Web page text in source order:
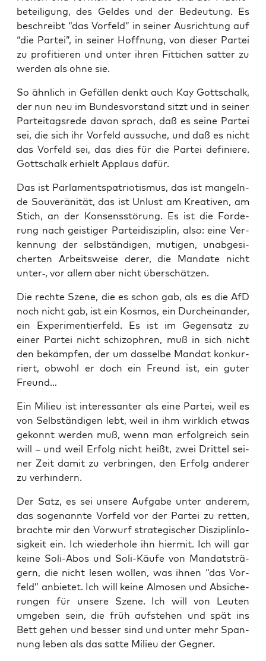
be­tei­li­gung, des Gel­des und der Bedeu­tung. Es
beschreibt “das Vor­feld” in sei­ner Aus­rich­tung auf
“die Par­tei”, in sei­ner Hoff­nung, von die­ser Par­tei
zu pro­fi­tie­ren und unter ihren Fit­ti­chen sat­ter zu
wer­den als ohne sie.
So ähn­lich in Gefäl­len denkt auch Kay Gott­schalk,
der nun neu im Bun­des­vor­stand sitzt und in sei­ner
Par­tei­tags­re­de davon sprach, daß es sei­ne Par­tei
sei, die sich ihr Vor­feld aus­su­che, und daß es nicht
das Vor­feld sei, das dies für die Par­tei defi­nie­re.
Gott­schalk erhielt Applaus dafür.
Das ist Par­la­ments­pa­trio­tis­mus, das ist man­geln­
de Sou­ve­rä­ni­tät, das ist Unlust am Krea­ti­ven, am
Stich, an der Kon­sens­stö­rung. Es ist die For­de­
rung nach geis­ti­ger Par­tei­dis­zi­plin, also: eine Ver­
ken­nung der selb­stän­di­gen, muti­gen, unab­ge­si­
cher­ten Arbeits­wei­se derer, die Man­da­te nicht
unter‑, vor allem aber nicht überschätzen.
Die rech­te Sze­ne, die es schon gab, als es die AfD
noch nicht gab, ist ein Kos­mos, ein Durch­ein­an­der,
ein Expe­ri­men­tier­feld. Es ist im Gegen­satz zu
einer Par­tei nicht schi­zo­phren, muß in sich nicht
den bekämp­fen, der um das­sel­be Man­dat kon­kur­
riert, obwohl er doch ein Freund ist, ein guter
Freund…
Ein Milieu ist inter­es­san­ter als eine Par­tei, weil es
von Selb­stän­di­gen lebt, weil in ihm wirk­lich etwas
gekonnt wer­den muß, wenn man erfolg­reich sein
will – und weil Erfolg nicht heißt, zwei Drit­tel sei­
ner Zeit damit zu ver­brin­gen, den Erfolg ande­rer
zu verhindern.
Der Satz, es sei unse­re Auf­ga­be unter ande­rem,
das soge­nann­te Vor­feld vor der Par­tei zu ret­ten,
brach­te mir den Vor­wurf stra­te­gi­scher Dis­zi­plin­lo­
sig­keit ein. Ich wie­der­ho­le ihn hier­mit. Ich will gar
kei­ne Soli-Abos und Soli-Käu­fe von Man­dats­trä­
gern, die nicht lesen wol­len, was ihnen “das Vor­
feld” anbie­tet. Ich will kei­ne Almo­sen und Absi­che­
run­gen für unse­re Sze­ne. Ich will von Leu­ten
umge­ben sein, die früh auf­ste­hen und spät ins
Bett gehen und bes­ser sind und unter mehr Span­
nung leben als das sat­te Milieu der Gegner.